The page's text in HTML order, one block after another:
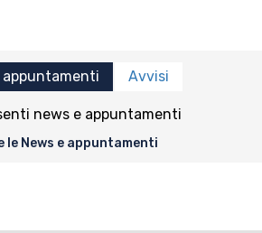
appuntamenti Avvisi
news e appuntamenti
le News e appuntamenti